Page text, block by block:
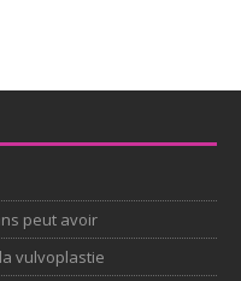
peut avoir
vulvoplastie